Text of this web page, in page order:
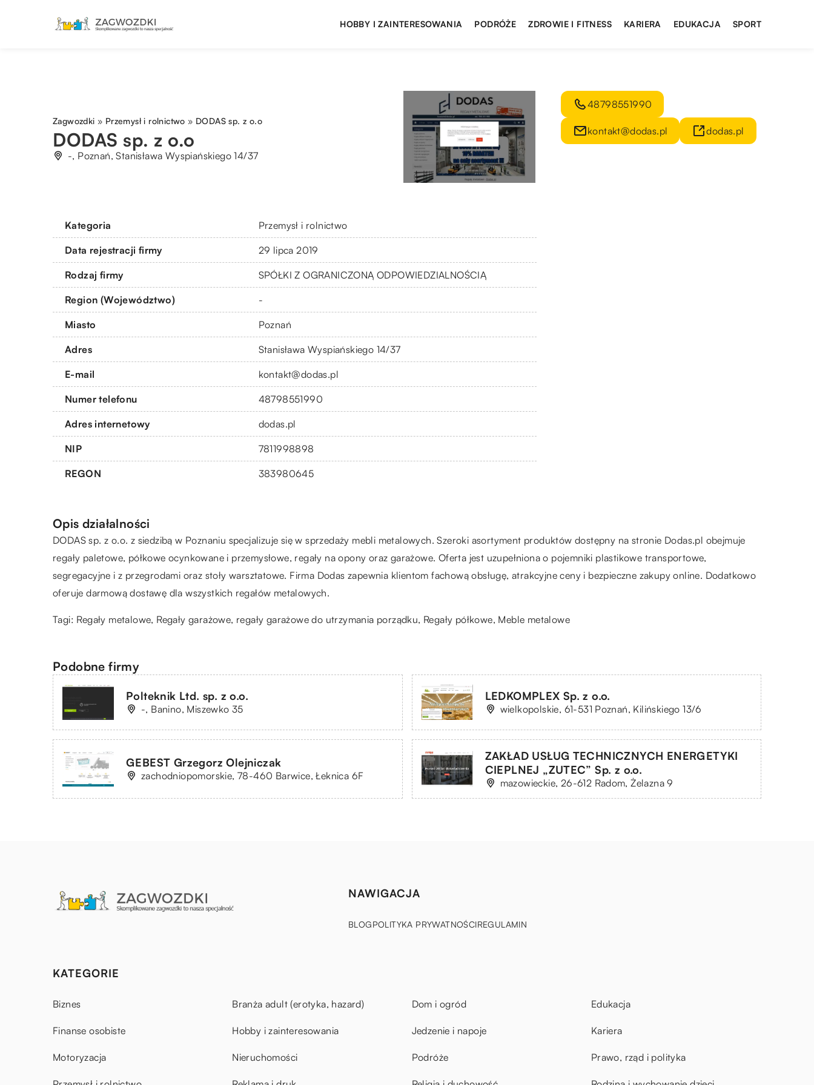
HOBBY I ZAINTERESOWANIA PODRÓŻE ZDROWIE I FITNESS KARIERA EDUKACJA SPORT
Zagwozdki » Przemysł i rolnictwo » DODAS sp. z o.o
DODAS sp. z o.o
-, Poznań, Stanisława Wyspiańskiego 14/37
Kategoria Przemysł i rolnictwo
Data rejestracji firmy 29 lipca 2019
Rodzaj firmy SPÓŁKI Z OGRANICZONĄ ODPOWIEDZIALNOŚCIĄ
Region (Województwo) -
Miasto Poznań
Adres Stanisława Wyspiańskiego 14/37
E-mail kontakt@dodas.pl
Numer telefonu 48798551990
Adres internetowy dodas.pl
NIP 7811998898
REGON 383980645
48798551990
kontakt@dodas.pl dodas.pl
Opis działalności
DODAS sp. z o.o. z siedzibą w Poznaniu specjalizuje się w sprzedaży mebli metalowych. Szeroki asortyment produktów dostępny na stronie Dodas.pl obejmuje
regały paletowe, półkowe ocynkowane i przemysłowe, regały na opony oraz garażowe. Oferta jest uzupełniona o pojemniki plastikowe transportowe,
segregacyjne i z przegrodami oraz stoły warsztatowe. Firma Dodas zapewnia klientom fachową obsługę, atrakcyjne ceny i bezpieczne zakupy online. Dodatkowo
oferuje darmową dostawę dla wszystkich regałów metalowych.
Tagi: Regały metalowe, Regały garażowe, regały garażowe do utrzymania porządku, Regały półkowe, Meble metalowe
Podobne firmy
Polteknik Ltd. sp. z o.o.
-, Banino, Miszewko 35
LEDKOMPLEX Sp. z o.o.
wielkopolskie, 61-531 Poznań, Kilińskiego 13/6
GEBEST Grzegorz Olejniczak
zachodniopomorskie, 78-460 Barwice, Łeknica 6F
ZAKŁAD USŁUG TECHNICZNYCH ENERGETYKI
CIEPLNEJ „ZUTEC” Sp. z o.o.
mazowieckie, 26-612 Radom, Żelazna 9
NAWIGACJA
BLOGPOLITYKA PRYWATNOŚCIREGULAMIN
KATEGORIE
Biznes Branża adult (erotyka, hazard) Dom i ogród Edukacja
Finanse osobiste Hobby i zainteresowania Jedzenie i napoje Kariera
Motoryzacja Nieruchomości Podróże Prawo, rząd i polityka